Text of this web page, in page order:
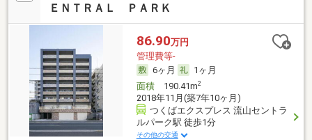
ＥＮＴＲＡＬ ＰＡＲＫ
86.90万円
管理費等-
6ヶ月
1ヶ月
面積190.41m2
2018年11月(築7年10ヶ月)
つくばエクスプレス 流山セントラ
ルパーク駅 徒歩1分
その他の交通